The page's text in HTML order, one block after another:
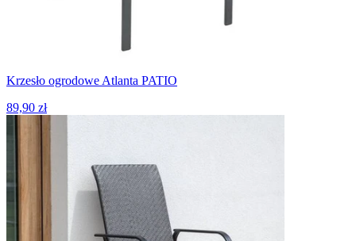
Krzesło ogrodowe Atlanta PATIO
89,90 zł